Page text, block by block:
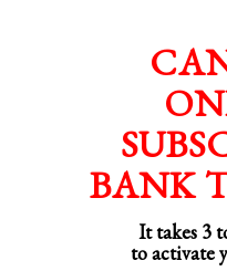
BANK
It takes 3
to activate